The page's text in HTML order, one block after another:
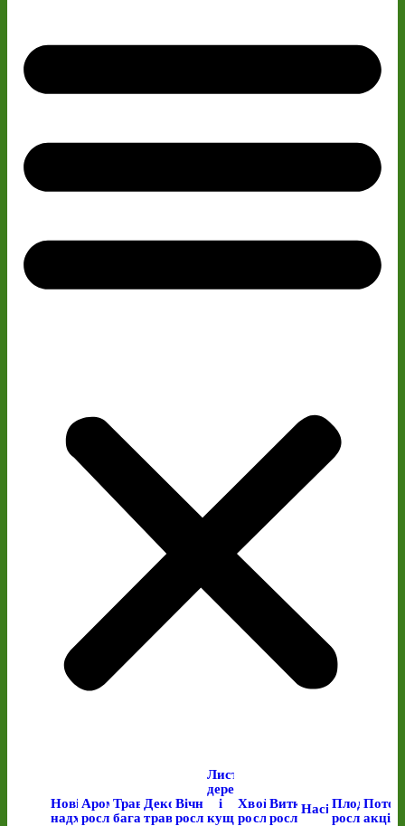
Нові
надходження
Ароматичні
рослини
Трав’янисті
багаторічні
Декоративні
трави
Вічнозелені
рослини
Листяні
дерева
і
кущі
Хвойні
рослини
Виткі
рослини
НасінняПлодові
рослини
акція